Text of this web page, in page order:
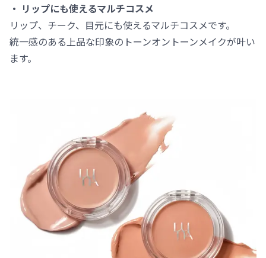
・ リップにも使えるマルチコスメ
リップ、チーク、目元にも使えるマルチコスメです。
統一感のある上品な印象のトーンオントーンメイクが叶い
ます。